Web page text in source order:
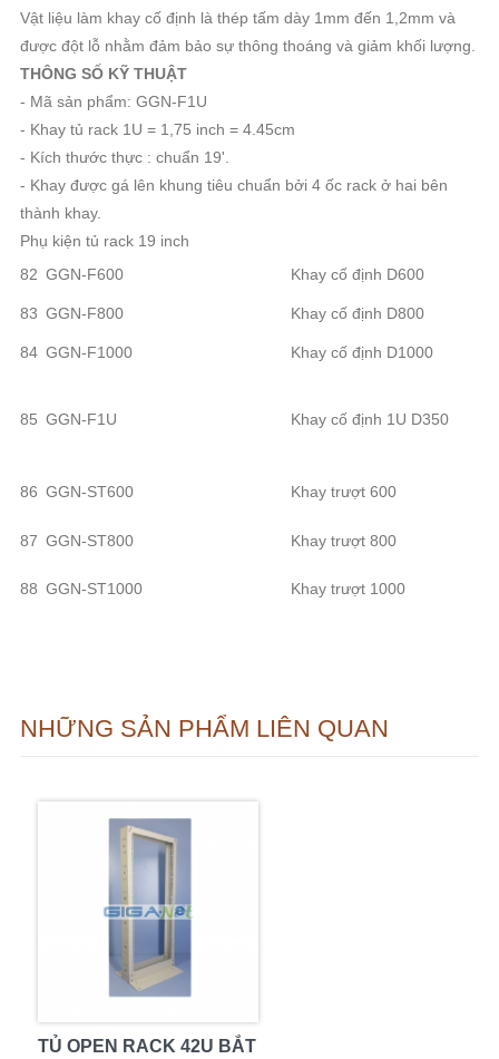
Vật liệu làm khay cố định là thép tấm dày 1mm đến 1,2mm và
được đột lỗ nhằm đảm bảo sự thông thoáng và giảm khối lượng.
THÔNG SỐ KỸ THUẬT
- Mã sản phẩm: GGN-F1U
- Khay tủ rack 1U = 1,75 inch = 4.45cm
- Kích thước thực : chuẩn 19'.
- Khay được gá lên khung tiêu chuẩn bởi 4 ốc rack ở hai bên
thành khay.
Phụ kiện tủ rack 19 inch
82 GGN-F600 Khay cố định D600
83 GGN-F800 Khay cố định D800
84 GGN-F1000 Khay cố định D1000
85 GGN-F1U Khay cố định 1U D350
86 GGN-ST600 Khay trượt 600
87 GGN-ST800 Khay trượt 800
88 GGN-ST1000 Khay trượt 1000
NHỮNG SẢN PHẨM LIÊN QUAN
TỦ OPEN RACK 42U BẮT